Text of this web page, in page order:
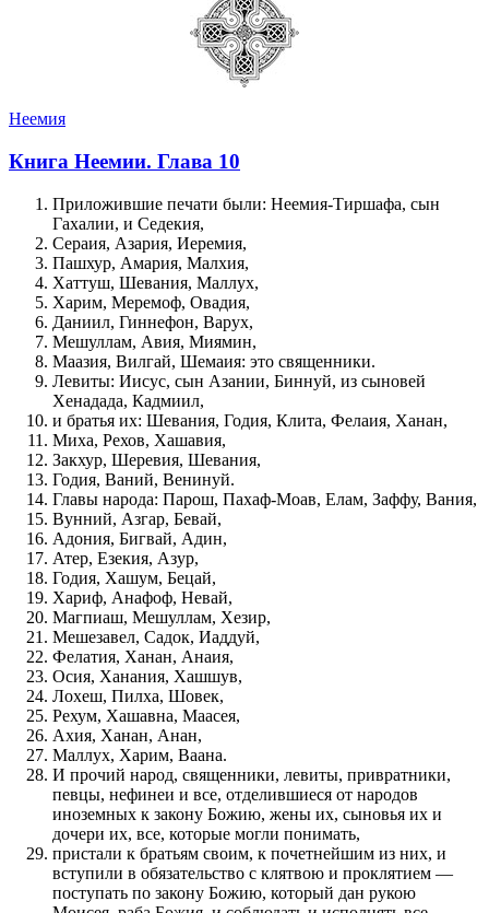
Неемия
Книга Неемии. Глава 10
Приложившие печати были: Неемия-Тиршафа, сын
Гахалии, и Седекия,
Сераия, Азария, Иеремия,
Пашхур, Амария, Малхия,
Хаттуш, Шевания, Маллух,
Харим, Меремоф, Овадия,
Даниил, Гиннефон, Варух,
Мешуллам, Авия, Миямин,
Маазия, Вилгай, Шемаия: это священники.
Левиты: Иисус, сын Азании, Биннуй, из сыновей
Хенадада, Кадмиил,
и братья их: Шевания, Годия, Клита, Фелаия, Ханан,
Миха, Рехов, Хашавия,
Закхур, Шеревия, Шевания,
Годия, Ваний, Венинуй.
Главы народа: Парош, Пахаф-Моав, Елам, Заффу, Вания,
Вунний, Азгар, Бевай,
Адония, Бигвай, Адин,
Атер, Езекия, Азур,
Годия, Хашум, Бецай,
Хариф, Анафоф, Невай,
Магпиаш, Мешуллам, Хезир,
Мешезавел, Садок, Иаддуй,
Фелатия, Ханан, Анаия,
Осия, Ханания, Хашшув,
Лохеш, Пилха, Шовек,
Рехум, Хашавна, Маасея,
Ахия, Ханан, Анан,
Маллух, Харим, Ваана.
И прочий народ, священники, левиты, привратники,
певцы, нефинеи и все, отделившиеся от народов
иноземных к закону Божию, жены их, сыновья их и
дочери их, все, которые могли понимать,
пристали к братьям своим, к почетнейшим из них, и
вступили в обязательство с клятвою и проклятием —
поступать по закону Божию, который дан рукою